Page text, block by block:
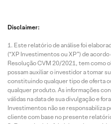
Disclaimer:
Este relatório de análise foi
(“XP Investimentos ou XP”) de
Resolução CVM 20/2021, tem como
possam auxiliar o investidor a tomar
constituindo qualquer tipo de oferta
qualquer produto. As informações
válidas na data de sua divulgação e
Investimentos não se responsabiliza
cliente com base no presente